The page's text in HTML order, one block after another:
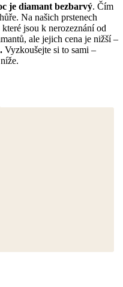
je diamant bezbarvý. Čím
Na našich prstenech
jsou k nerozeznání od
ale jejich cena je nižší –
Vyzkoušejte si to sami –